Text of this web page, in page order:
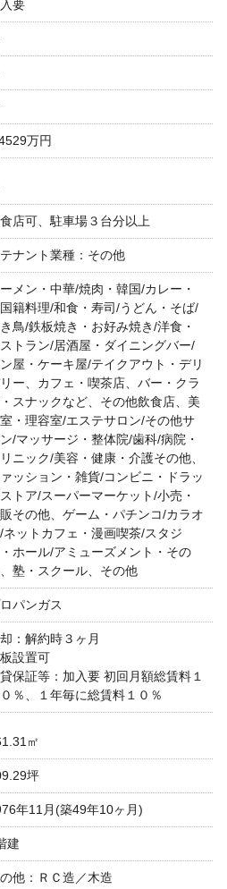
要
万円
店可、駐車場３台分以上
ナント業種：その他
メン・中華/焼肉・韓国/カレー・
籍料理/和食・寿司/うどん・そば/
鳥/鉄板焼き・お好み焼き/洋食・
トラン/居酒屋・ダイニングバー/
屋・ケーキ屋/テイクアウト・デリ
ー、カフェ・喫茶店、バー・クラ
スナックなど、その他飲食店、美
・理容室/エステサロン/その他サ
/マッサージ・整体院/歯科/病院・
ニック/美容・健康・介護その他、
ッション・雑貨/コンビニ・ドラッ
トア/スーパーマーケット/小売・
その他、ゲーム・パチンコ/カラオ
ネットカフェ・漫画喫茶/スタジ
ホール/アミューズメント・その
塾・スクール、その他
パンガス
：解約時３ヶ月
設置可
保証等：加入要 初回月額総賃料１
０％、１年毎に総賃料１０％
㎡
坪
年11月(築49年10ヶ月)
建
他：ＲＣ造／木造